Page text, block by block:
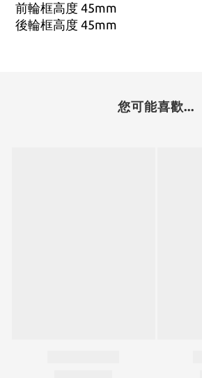
前輪框高度 45mm
後輪框高度 45mm
您可能喜歡...